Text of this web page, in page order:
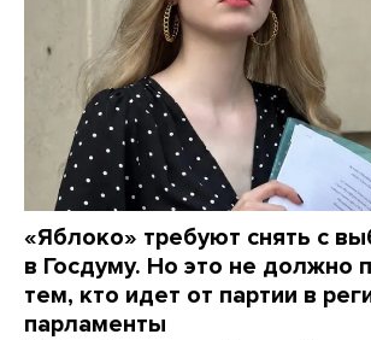
«Яблоко» требуют снять с
в Госдуму. Но это не должно
тем, кто идет от партии в
парламенты